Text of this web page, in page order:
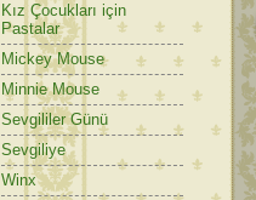
Kız Çocukları için
Pastalar
Mickey Mouse
Minnie Mouse
Sevgililer Günü
Sevgiliye
Winx